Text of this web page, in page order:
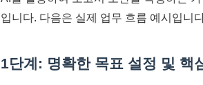
입니다. 다음은 실제 업무 흐름 예시입니
1단계: 명확한 목표 설정 및 핵